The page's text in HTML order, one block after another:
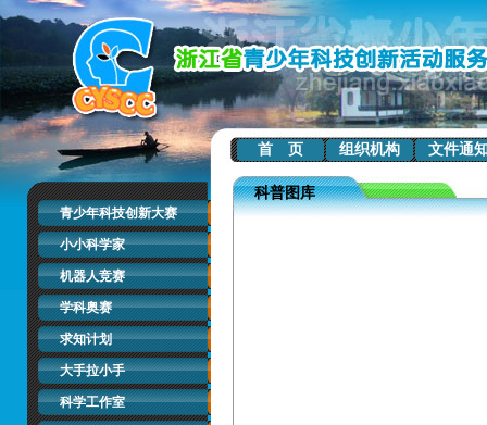
首 页 组织机构 文件通
青少年科技创新大赛
小小科学家
机器人竞赛
学科奥赛
求知计划
大手拉小手
科学工作室
科普图库